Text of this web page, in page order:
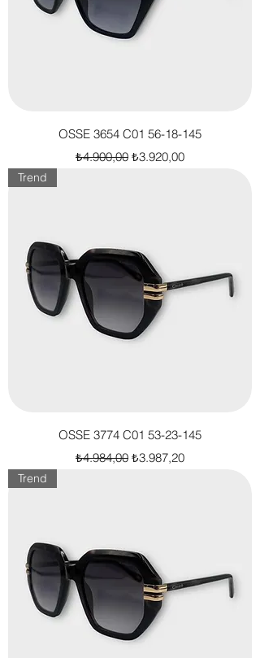
OSSE 3654 C01 56-18-145
Normal Fiyat
₺4.900,00 İndirimli Fiyat
₺3.920,00
Trend
OSSE 3774 C01 53-23-145
Normal Fiyat
₺4.984,00 İndirimli Fiyat
₺3.987,20
Trend